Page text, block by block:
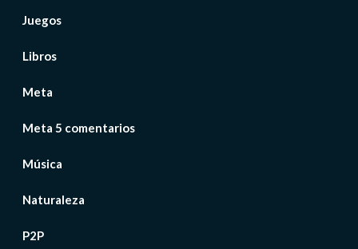
Juegos
Libros
Meta
Meta 5 comentarios
Música
Naturaleza
P2P